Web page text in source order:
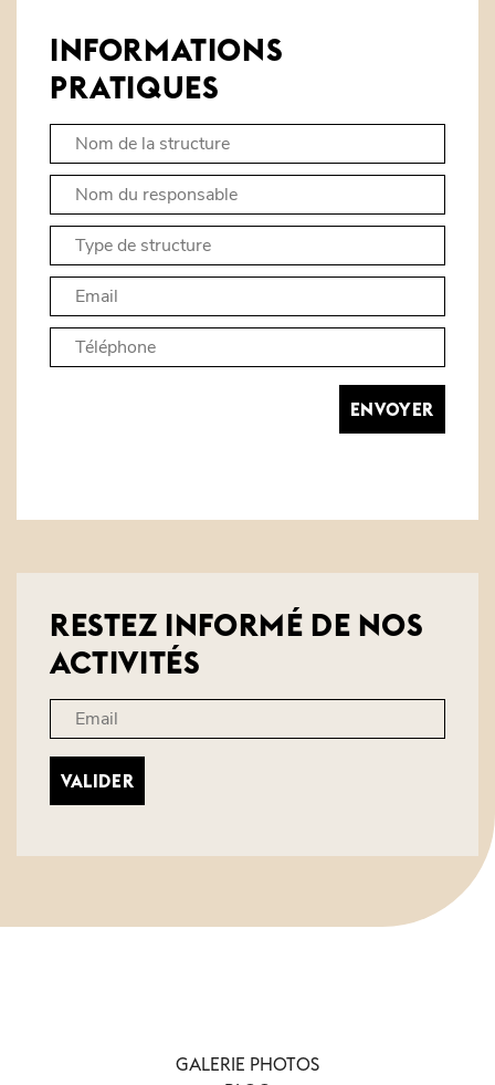
INFORMATIONS
PRATIQUES
ENVOYER
RESTEZ INFORMÉ DE NOS
ACTIVITÉS
VALIDER
GALERIE PHOTOS